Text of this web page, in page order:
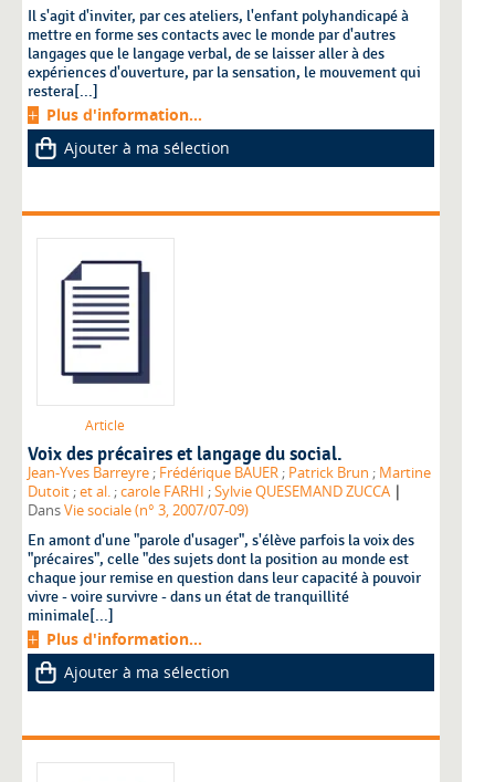
Il s'agit d'inviter, par ces ateliers, l'enfant polyhandicapé à
mettre en forme ses contacts avec le monde par d'autres
langages que le langage verbal, de se laisser aller à des
expériences d'ouverture, par la sensation, le mouvement qui
restera[...]
Plus d'information...
Ajouter à ma sélection
Article
Voix des précaires et langage du social.
Jean-Yves Barreyre ; Frédérique BAUER ; Patrick Brun ; Martine
Dutoit ;et al. ;carole FARHI ;Sylvie QUESEMAND ZUCCA |
DansVie sociale (n° 3, 2007/07-09)
En amont d'une "parole d'usager", s'élève parfois la voix des
"précaires", celle "des sujets dont la position au monde est
chaque jour remise en question dans leur capacité à pouvoir
vivre - voire survivre - dans un état de tranquillité
minimale[...]
Plus d'information...
Ajouter à ma sélection